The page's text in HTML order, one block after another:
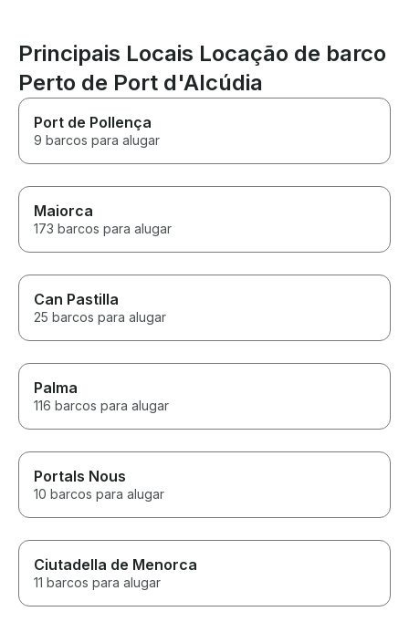
Principais Locais Locação de barco
Perto de Port d'Alcúdia
Port de Pollença
9 barcos para alugar
Maiorca
173 barcos para alugar
Can Pastilla
25 barcos para alugar
Palma
116 barcos para alugar
Portals Nous
10 barcos para alugar
Ciutadella de Menorca
11 barcos para alugar